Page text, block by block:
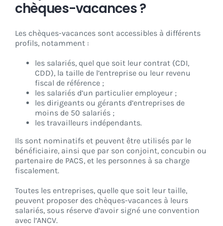
chèques-vacances ?
Les chèques-vacances sont accessibles à différents
profils, notamment :
les salariés, quel que soit leur contrat (CDI,
CDD), la taille de l’entreprise ou leur revenu
fiscal de référence ;
les salariés d’un particulier employeur ;
les dirigeants ou gérants d’entreprises de
moins de 50 salariés ;
les travailleurs indépendants.
Ils sont nominatifs et peuvent être utilisés par le
bénéficiaire, ainsi que par son conjoint, concubin ou
partenaire de PACS, et les personnes à sa charge
fiscalement.
Toutes les entreprises, quelle que soit leur taille,
peuvent proposer des chèques-vacances à leurs
salariés, sous réserve d’avoir signé une convention
avec l’ANCV.